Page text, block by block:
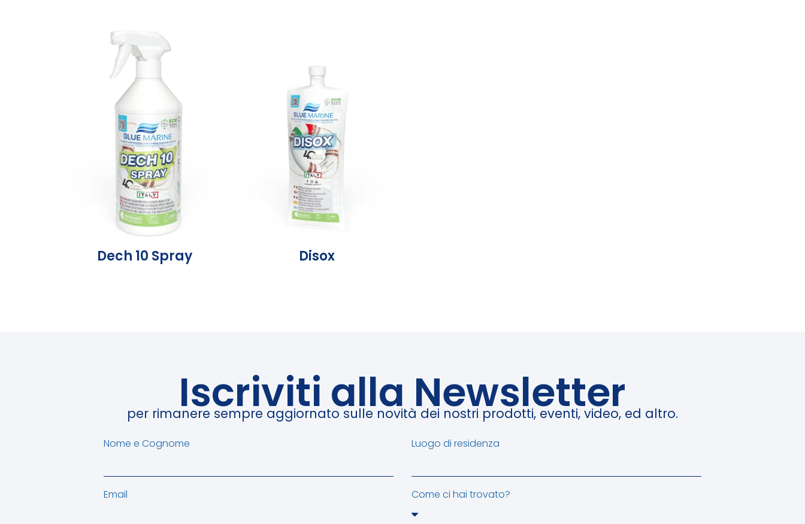
Dech 10 Spray Disox
Iscriviti alla Newsletter
per rimanere sempre aggiornato sulle novità dei nostri prodotti, eventi, video, ed altro.
Nome e Cognome Luogo di residenza
Email Come ci hai trovato?